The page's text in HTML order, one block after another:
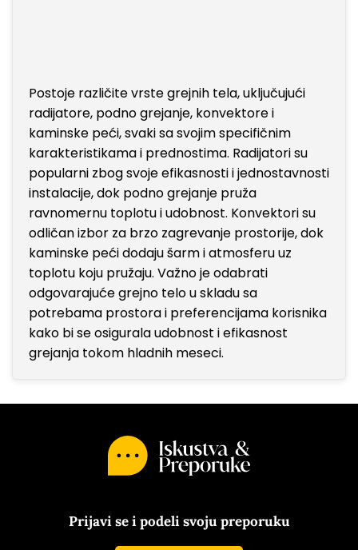
Postoje različite vrste grejnih tela, uključujući
radijatore, podno grejanje, konvektore i
kaminske peći, svaki sa svojim specifičnim
karakteristikama i prednostima. Radijatori su
popularni zbog svoje efikasnosti i jednostavnosti
instalacije, dok podno grejanje pruža
ravnomernu toplotu i udobnost. Konvektori su
odličan izbor za brzo zagrevanje prostorije, dok
kaminske peći dodaju šarm i atmosferu uz
toplotu koju pružaju. Važno je odabrati
odgovarajuće grejno telo u skladu sa
potrebama prostora i preferencijama korisnika
kako bi se osigurala udobnost i efikasnost
grejanja tokom hladnih meseci.
Prijavi se i podeli svoju preporuku